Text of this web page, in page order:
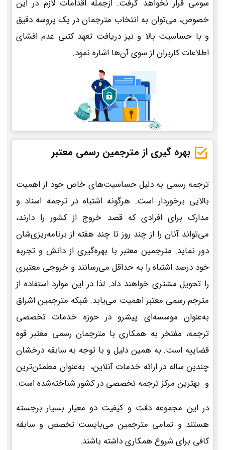
سومی قرار نخواهد گرفت. ازجمله اقدامات لازم در این
خصوص، می‌توان به انتخاب مترجمان در یک پروسه دقیق
و با حساسیت بالا و نیز دریافت تعهد کتبی عدم افشای
اطلاعات کاربران از سوی آن‌ها اشاره نمود.
بهره گیری از مترجمین رسمی معتبر
ترجمه رسمی به دلیل حساسیت‌های خاص خود از اهمیت
بالایی برخوردار است. هرگونه اشتباه در ترجمه اسناد و
مدارک برای افرادی که قصد خروج از کشور را دارند،
می‌تواند آنان را از چند روز تا چند هفته از برنامه‌ریزی‌شان
دور نماید. مترجمین معتبر با بهره‌گیری از دانش و تجربه
خود درصد اشتباه را به حداقل می‌رسانند و خروجی معتبری
را تحویل مشتری خواهند داد. لذا در این موارد استفاده از
مترجم رسمی معتبر اهمیت می‌یابد. شبکه مترجمین اشراق
به‌عنوان موسسه‌ای پیشرو در حوزه خدمات تخصصی
ترجمه، مفتخر به همکاری با مترجمان رسمی معتبر قوه
قضاییه است. به همین دلیل و با توجه به سابقه درخشان
چندین ساله در ارائه خدمات آنلاین، به‌عنوان مطمئن‌ترین
و بهترین مرکز ترجمه تخصصی در کشور شناخته‌شده است.
در این مجموعه دقت و کیفیت دو معیار بسیار برجسته
هستند و تمامی مترجمین می‌بایست تخصص و سابقه
کافی برای شروع همکاری داشته باشند.